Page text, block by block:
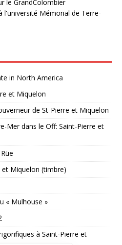
le GrandColombier
l'université Mémorial de Terre-
in North America
et Miquelon
de St-Pierre et Miquelon
Mer dans le Off: Saint-Pierre et
Miquelon (timbre)
« Mulhouse »
à Saint-Pierre et